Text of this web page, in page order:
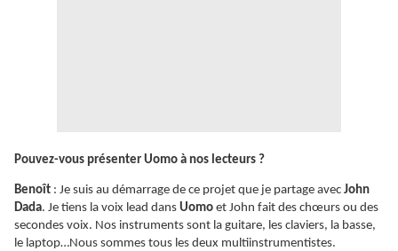
Pouvez-vous présenter Uomo à nos lecteurs ?
Benoît : Je suis au démarrage de ce projet que je partage avec John
Dada. Je tiens la voix lead dans Uomo et John fait des chœurs ou des
secondes voix. Nos instruments sont la guitare, les claviers, la basse,
le laptop…Nous sommes tous les deux multiinstrumentistes.